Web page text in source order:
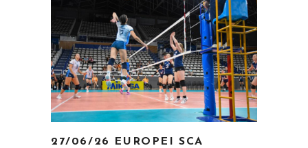
27/06/26 EUROPEI SCA